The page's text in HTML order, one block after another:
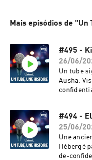
Mais episódios de "Un
#495 -
26/06/
Un tube
Ausha.
#494 -
25/06/
Une
Hébergé
de-